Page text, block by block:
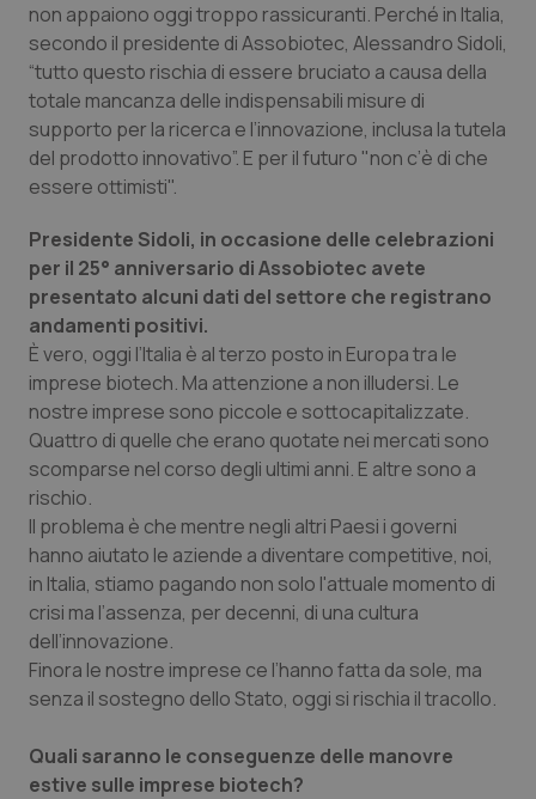
Campania
Emilia-Romagna
Friuli Venezia Giulia
Liguria
Lombardia
Marche
Molise
Piemonte
Provincia Autonoma di Bolzano
Provincia Autonoma di Trento
Puglia
Sardegna
Car-T
Colesterolo & coronaropatie
Dermatite Atopica
Disturbi dell’umore
Dolore
Donna & Salute
Epatiti
HIV
Infezioni & Febbre
Ipertensione & Scompenso
Malattie rare
Malattia di Crohn & Rettocolite Ulcerosa
non appaiono oggi troppo rassicuranti. Perché in Italia,
secondo il presidente di Assobiotec, Alessandro Sidoli,
“tutto questo rischia di essere bruciato a causa della
totale mancanza delle indispensabili misure di
supporto per la ricerca e l’innovazione, inclusa la tutela
del prodotto innovativo”. E per il futuro "non c’è di che
essere ottimisti".
Presidente Sidoli, in occasione delle celebrazioni
per il 25° anniversario di Assobiotec avete
presentato alcuni dati del settore che registrano
andamenti positivi.
È vero, oggi l’Italia è al terzo posto in Europa tra le
imprese biotech. Ma attenzione a non illudersi. Le
nostre imprese sono piccole e sottocapitalizzate.
Quattro di quelle che erano quotate nei mercati sono
scomparse nel corso degli ultimi anni. E altre sono a
rischio.
Il problema è che mentre negli altri Paesi i governi
hanno aiutato le aziende a diventare competitive, noi,
in Italia, stiamo pagando non solo l'attuale momento di
crisi ma l’assenza, per decenni, di una cultura
dell’innovazione.
Finora le nostre imprese ce l’hanno fatta da sole, ma
senza il sostegno dello Stato, oggi si rischia il tracollo.
Quali saranno le conseguenze delle manovre
estive sulle imprese biotech?